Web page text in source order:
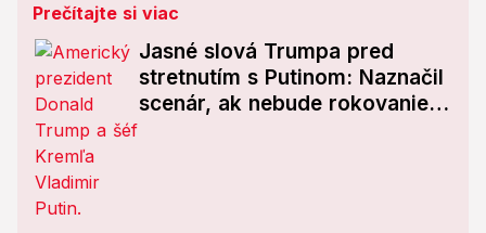
Prečítajte si viac
Jasné slová Trumpa pred
stretnutím s Putinom: Naznačil
scenár, ak nebude rokovanie